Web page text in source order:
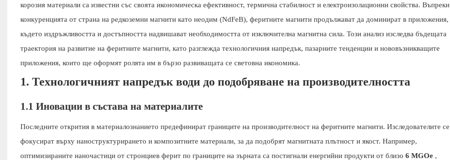
корозия материали са известни със своята икономическа ефективност, термична стабилност и електроизолационни свойства. Въпреки
конкуренцията от страна на редкоземни магнити като неодим (NdFeB), феритните магнити продължават да доминират в приложения,
където издръжливостта и достъпността надвишават необходимостта от изключителна магнитна сила. Този анализ изследва бъдещата
траектория на развитие на феритните магнити, като разглежда технологичния напредък, пазарните тенденции и нововъзникващите
приложения, които ще оформят ролята им в бързо развиващата се световна икономика.
1. Технологичният напредък води до подобряване на производителността
1.1 Иновации в състава на материалите
Последните открития в материалознанието предефинират границите на производителност на феритните магнити. Изследователите се
фокусират върху наноструктурирането и композитните материали, за да подобрят магнитната плътност и якост. Например,
оптимизираните наночастици от стронциев ферит по границите на зърната са постигнали енергийни продукти от близо 6 MGOe,